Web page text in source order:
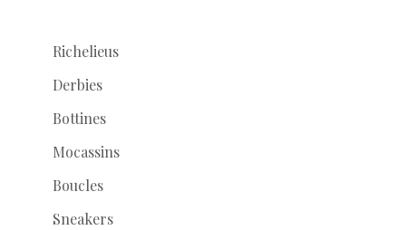
Richelieus
Derbies
Bottines
Mocassins
Boucles
Sneakers